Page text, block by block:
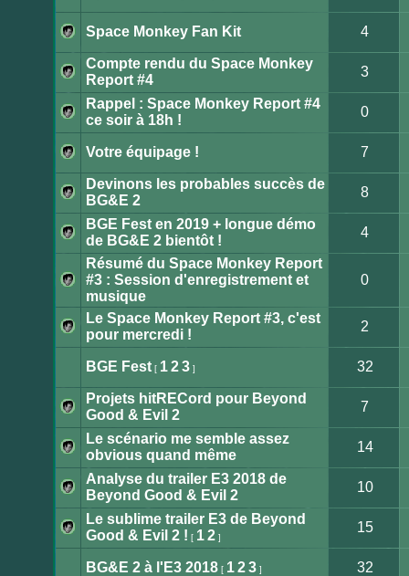
message
non
lu
message
non
lu
Space Monkey Fan Kit 4
Aucun
message
non
lu
Compte rendu du Space Monkey
Report #4
3
Aucun
message
non
lu
Rappel : Space Monkey Report #4
ce soir à 18h !
0
message
lu
Votre équipage ! 7
Aucun
message
non
lu
Devinons les probables succès de
BG&E 2
8
Aucun
message
non
lu
BGE Fest en 2019 + longue démo
de BG&E 2 bientôt !
4
Aucun
message
non
lu
Résumé du Space Monkey Report
#3 : Session d'enregistrement et
musique
0
Aucun
message
non
Le Space Monkey Report #3, c'est
pour mercredi !
2
message
non
lu
BGE Fest[ 1 2 3] 32
Aucun
message
lu
Projets hitRECord pour Beyond
Good & Evil 2
7
Aucun
message
non
lu
Le scénario me semble assez
obvious quand même
14
Aucun
message
lu
Analyse du trailer E3 2018 de
Beyond Good & Evil 2
10
Aucun
message
non
Le sublime trailer E3 de Beyond
Good & Evil 2 ! [ 1 2]
15
BG&E 2 à l'E3 2018[ 1 2 3] 32